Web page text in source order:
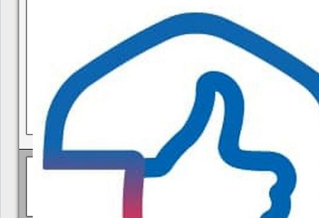
В квитанциях ошибки, в подъезде мусор, сотрудники
Политика КГУП "Камчатский водоканал" в отношении